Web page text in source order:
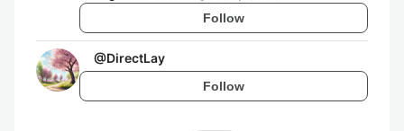
Follow
@DirectLay
Follow